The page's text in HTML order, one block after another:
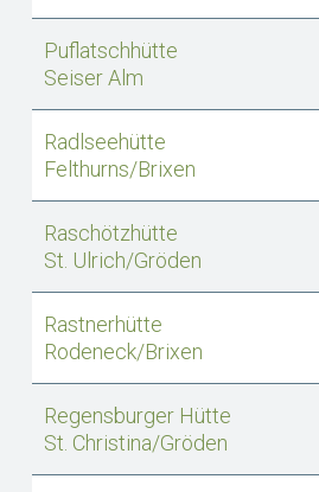
Puflatschhütte
Seiser Alm
Radlseehütte
Felthurns/Brixen
Raschötzhütte
St. Ulrich/Gröden
Rastnerhütte
Rodeneck/Brixen
Regensburger Hütte
St. Christina/Gröden